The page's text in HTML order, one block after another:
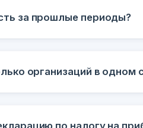
за прошлые периоды?
организаций в одном